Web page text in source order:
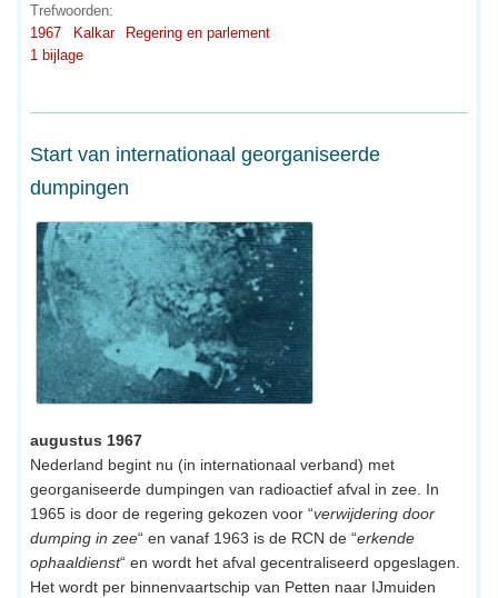
Trefwoorden:
1967
Kalkar
Regering en parlement
1 bijlage
Start van internationaal georganiseerde
dumpingen
augustus 1967
Nederland begint nu (in internationaal verband) met
georganiseerde dumpingen van radioactief afval in zee. In
1965 is door de regering gekozen voor “verwijdering door
dumping in zee“ en vanaf 1963 is de RCN de “erkende
ophaaldienst“ en wordt het afval gecentraliseerd opgeslagen.
Het wordt per binnenvaartschip van Petten naar IJmuiden